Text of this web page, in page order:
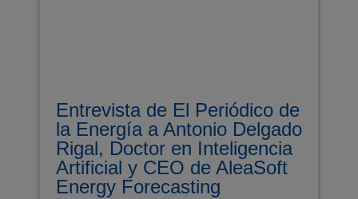
Entrevista de El Periódico de
la Energía a Antonio Delgado
Rigal, Doctor en Inteligencia
Artificial y CEO de AleaSoft
Energy Forecasting